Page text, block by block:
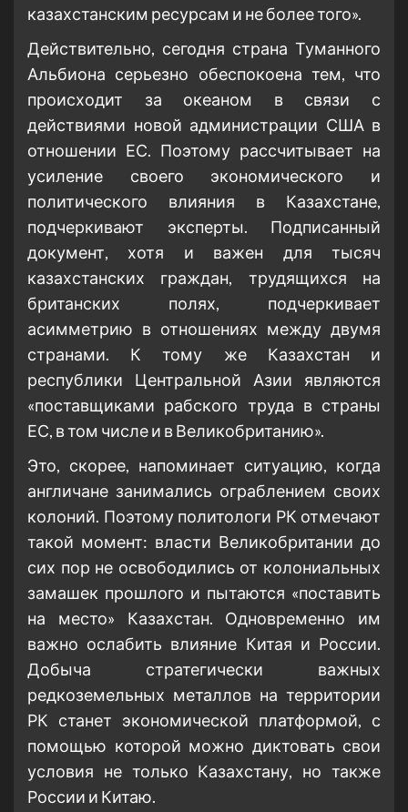
казахстанским ресурсам и не более того».
Действительно, сегодня страна Туманного
Альбиона серьезно обеспокоена тем, что
происходит за океаном в связи с
действиями новой администрации США в
отношении ЕС. Поэтому рассчитывает на
усиление своего экономического и
политического влияния в Казахстане,
подчеркивают эксперты. Подписанный
документ, хотя и важен для тысяч
казахстанских граждан, трудящихся на
британских полях, подчеркивает
асимметрию в отношениях между двумя
странами. К тому же Казахстан и
республики Центральной Азии являются
«поставщиками рабского труда в страны
ЕС, в том числе и в Великобританию».
Это, скорее, напоминает ситуацию, когда
англичане занимались ограблением своих
колоний. Поэтому политологи РК отмечают
такой момент: власти Великобритании до
сих пор не освободились от колониальных
замашек прошлого и пытаются «поставить
на место» Казахстан. Одновременно им
важно ослабить влияние Китая и России.
Добыча стратегически важных
редкоземельных металлов на территории
РК станет экономической платформой, с
помощью которой можно диктовать свои
условия не только Казахстану, но также
России и Китаю.